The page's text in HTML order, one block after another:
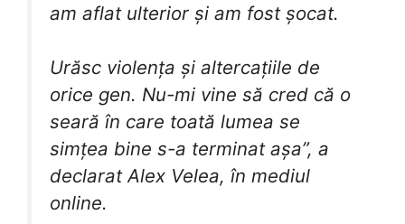
am aflat ulterior și am fost șocat.
Urăsc violența și altercațiile de
orice gen. Nu-mi vine să cred că o
seară în care toată lumea se
simțea bine s-a terminat așa”, a
declarat Alex Velea, în mediul
online.